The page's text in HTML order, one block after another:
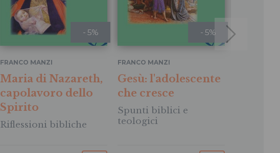
- 5%
FRANCO MANZI
Maria di Nazareth,
capolavoro dello
Spirito
Riflessioni bibliche
- 5%
FRANCO MANZI
Gesù: l'adolescente
che cresce
Spunti biblici e
teologici